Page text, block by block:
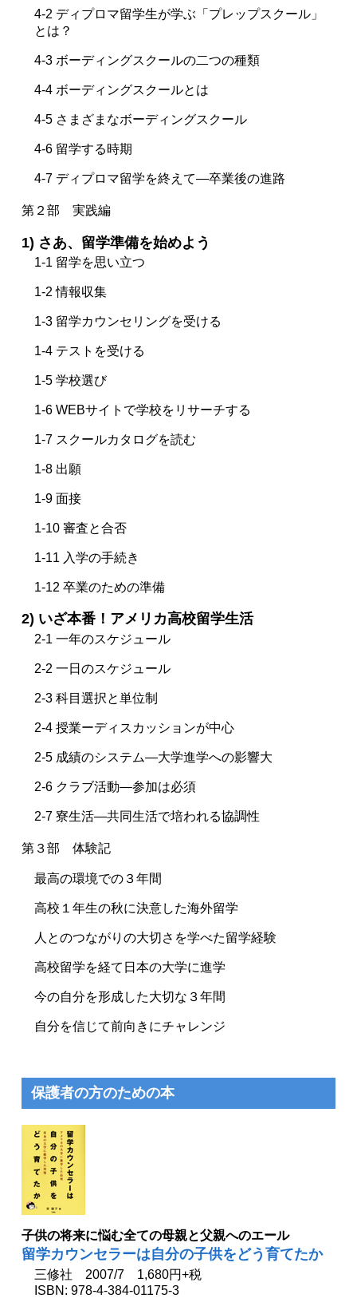
4-2 ディプロマ留学生が学ぶ「プレップスクール」
とは？
4-3 ボーディングスクールの二つの種類
4-4 ボーディングスクールとは
4-5 さまざまなボーディングスクール
4-6 留学する時期
4-7 ディプロマ留学を終えて―卒業後の進路
第２部 実践編
1) さあ、留学準備を始めよう
1-1 留学を思い立つ
1-2 情報収集
1-3 留学カウンセリングを受ける
1-4 テストを受ける
1-5 学校選び
1-6 WEBサイトで学校をリサーチする
1-7 スクールカタログを読む
1-8 出願
1-9 面接
1-10 審査と合否
1-11 入学の手続き
1-12 卒業のための準備
2) いざ本番！アメリカ高校留学生活
2-1 一年のスケジュール
2-2 一日のスケジュール
2-3 科目選択と単位制
2-4 授業ーディスカッションが中心
2-5 成績のシステム―大学進学への影響大
2-6 クラブ活動―参加は必須
2-7 寮生活―共同生活で培われる協調性
第３部 体験記
最高の環境での３年間
高校１年生の秋に決意した海外留学
人とのつながりの大切さを学べた留学経験
高校留学を経て日本の大学に進学
今の自分を形成した大切な３年間
自分を信じて前向きにチャレンジ
保護者の方のための本
子供の将来に悩む全ての母親と父親へのエール
留学カウンセラーは自分の子供をどう育てたか
三修社 2007/7 1,680円+税
ISBN: 978-4-384-01175-3